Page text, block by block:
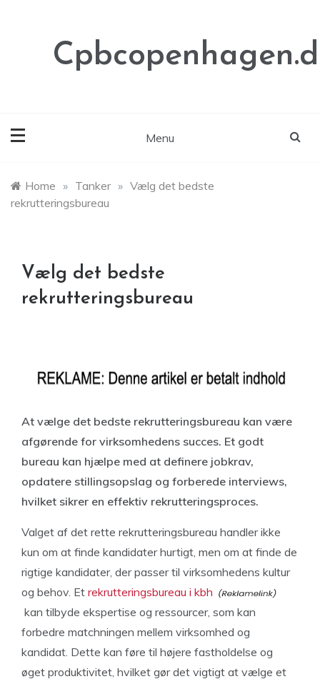
Menu
Home » Tanker » Vælg det bedste
rekrutteringsbureau
Vælg det bedste
rekrutteringsbureau
At vælge det bedste rekrutteringsbureau kan være
afgørende for virksomhedens succes. Et godt
bureau kan hjælpe med at definere jobkrav,
opdatere stillingsopslag og forberede interviews,
hvilket sikrer en effektiv rekrutteringsproces.
Valget af det rette rekrutteringsbureau handler ikke
kun om at finde kandidater hurtigt, men om at finde de
rigtige kandidater, der passer til virksomhedens kultur
og behov. Et rekrutteringsbureau i kbh
kan tilbyde ekspertise og ressourcer, som kan
forbedre matchningen mellem virksomhed og
kandidat. Dette kan føre til højere fastholdelse og
øget produktivitet, hvilket gør det vigtigt at vælge et